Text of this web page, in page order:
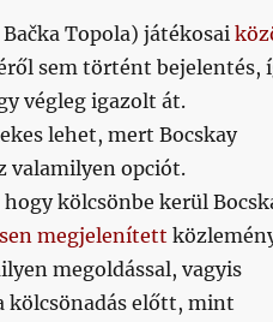
Topola) játékosai
sem történt bejelentés,
végleg igazolt át.
lehet, mert Bocskay
valamilyen opciót.
hogy kölcsönbe kerül
megjelenített
megoldással, vagyis
kölcsönadás előtt, mint